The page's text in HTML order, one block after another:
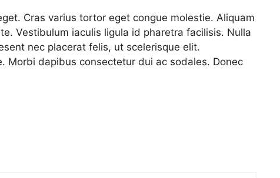
Cras varius tortor eget congue molestie. Aliquam
Vestibulum iaculis ligula id pharetra facilisis. Nulla
nec placerat felis, ut scelerisque elit.
Morbi dapibus consectetur dui ac sodales. Donec